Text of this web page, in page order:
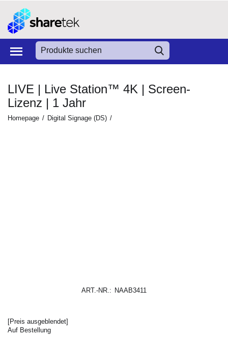
LIVE | Live Station™ 4K | Screen-
Lizenz | 1 Jahr
Homepage / Digital Signage (DS) /
ART.-NR.: NAAB3411
[Preis ausgeblendet]
Auf Bestellung